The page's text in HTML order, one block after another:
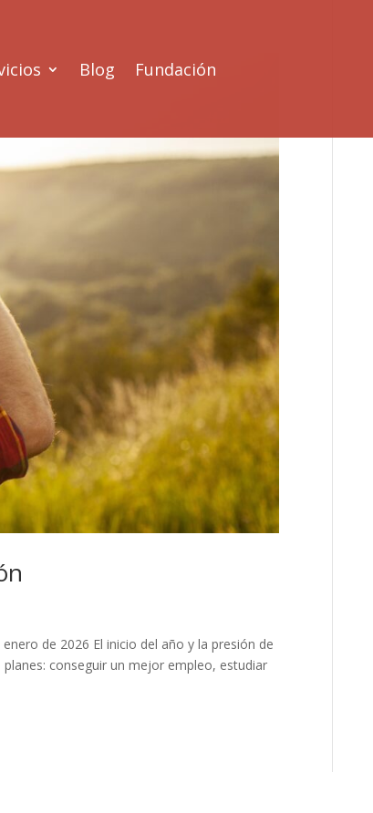
Blog Fundación
de 2026 El inicio del año y la presión de
conseguir un mejor empleo, estudiar